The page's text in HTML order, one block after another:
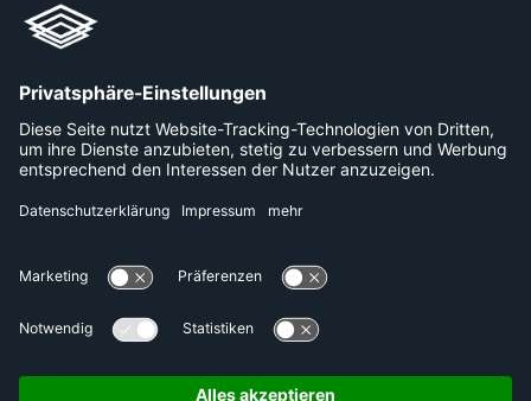
Links
Unternehmen
Plattformen
Datenschutzerklärung